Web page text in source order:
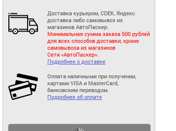
Доставка курьером, CDEK, Яндекс
доставка либо самовывоз из
магазинов АвтоПаскер.
Минимальная сумма заказа 500 рублей
для всех способов доставки, кроме
самовывоза из магазинов
Сети «АвтоПаскер».
Подробнее о доставке
Оплата наличными при получении,
картами VISA и MasterCard,
банковским переводом.
Подробнее об оплате